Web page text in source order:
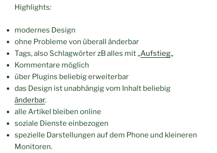
Highlights:
modernes Design
ohne Probleme von überall änderbar
Tags, also Schlagwörter zB alles mit „Aufstieg„
Kommentare möglich
über Plugins beliebig erweiterbar
das Design ist unabhängig vom Inhalt beliebig
änderbar.
alle Artikel bleiben online
soziale Dienste einbezogen
spezielle Darstellungen auf dem Phone und kleineren
Monitoren.